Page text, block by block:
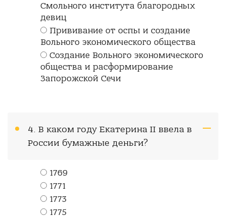
Смольного института благородных
девиц
Прививание от оспы и создание
Вольного экономического общества
Создание Вольного экономического
общества и расформирование
Запорожской Сечи
4. В каком году Екатерина II ввела в
России бумажные деньги?
1769
1771
1773
1775